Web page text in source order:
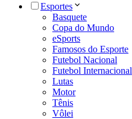
Esportes
Basquete
Copa do Mundo
eSports
Famosos do Esporte
Futebol Nacional
Futebol Internacional
Lutas
Motor
Tênis
Vôlei